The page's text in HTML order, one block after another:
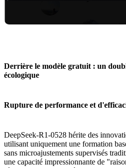
Derrière le modèle gratuit : un
écologique
Rupture de performance et
DeepSeek-R1-0528 hérite des
utilisant uniquement une formation
sans microajustements supervisés
une capacité impressionnante de